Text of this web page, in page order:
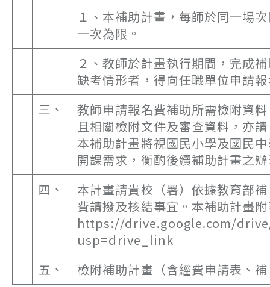
１、本補助計畫，每師於同一場
一次為限。
２、教師於計畫執行期間，完成
缺考情形者，得向任職單位申請
三、
教師申請報名費補助所需檢附資
且相關檢附文件及審查資料，亦
本補助計畫將視國民小學及國民
開課需求，衡酌後續補助計畫之
四、
本計畫請貴校（署）依據教育部
費請撥及核結事宜。本補助計畫
https://drive.google.com/
usp=drive_link
五、
檢附補助計畫（含經費申請表、